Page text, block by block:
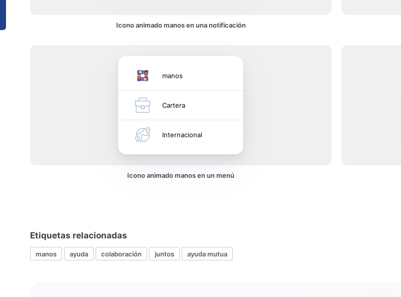
Icono animado manos en una notificación
manos
Cartera
Internacional
Icono animado manos en un menú
Etiquetas relacionadas
manos ayuda colaboración juntos ayuda mutua